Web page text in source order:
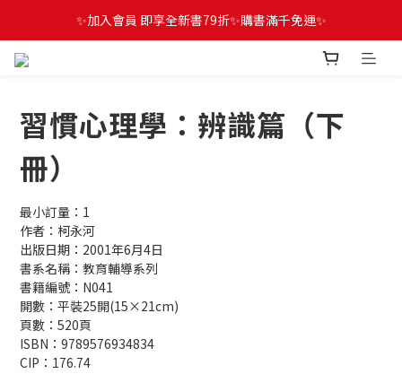
✨加入會員 即享全新書79折✨購書滿千免運✨
習慣心理學：辨識篇（下
冊）
最小訂量：1
作者：柯永河
出版日期：2001年6月4日
書系名稱：教育輔導系列
書籍編號：N041
開數：平裝25開(15×21cm)
頁數：520頁
ISBN：9789576934834
CIP：176.74